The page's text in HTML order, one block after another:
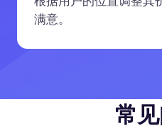
满意。
常